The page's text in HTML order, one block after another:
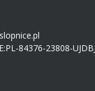
84376-23808-